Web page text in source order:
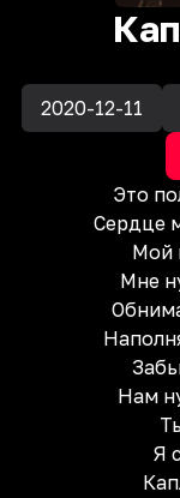
2020-12-11
Это
Сердце
Мой
Мне
Нам
Я